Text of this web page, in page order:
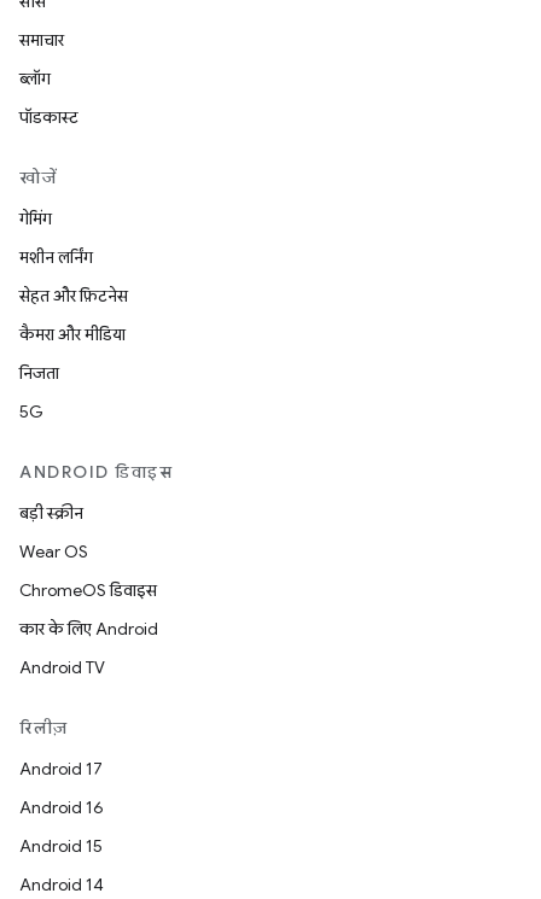
समाचार
ब्लॉग
पॉडकास्ट
खोजें
गेमिंग
मशीन लर्निंग
सेहत और फ़िटनेस
कैमरा और मीडिया
निजता
5G
ANDROID डिवाइस
बड़ी स्क्रीन
Wear OS
ChromeOS डिवाइस
कार के लिए Android
Android TV
रिलीज़
Android 17
Android 16
Android 15
Android 14